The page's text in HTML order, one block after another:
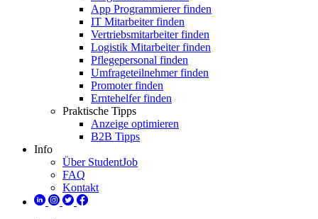
App Programmierer finden
IT Mitarbeiter finden
Vertriebsmitarbeiter finden
Logistik Mitarbeiter finden
Pflegepersonal finden
Umfrageteilnehmer finden
Promoter finden
Erntehelfer finden
Praktische Tipps
Anzeige optimieren
B2B Tipps
Info
Über StudentJob
FAQ
Kontakt